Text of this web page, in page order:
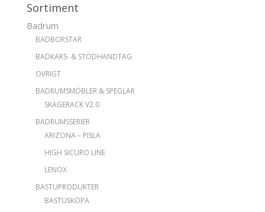
Sortiment
Badrum
BADBORSTAR
BADKARS- & STÖDHANDTAG
ÖVRIGT
BADRUMSMÖBLER & SPEGLAR
SKAGERACK V2.0
BADRUMSSERIER
ARIZONA – PISLA
HIGH SICURO LINE
LENOX
BASTUPRODUKTER
BASTUSKOPA